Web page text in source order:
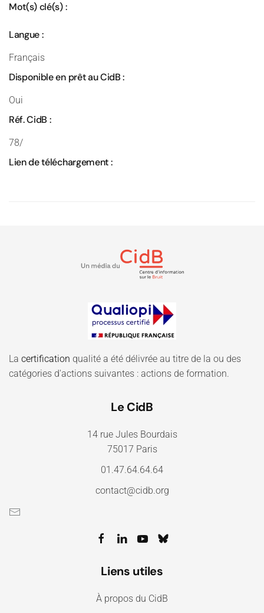
Mot(s) clé(s) :
Langue :
Français
Disponible en prêt au CidB :
Oui
Réf. CidB :
78/
Lien de téléchargement :
La certification qualité a été délivrée au titre de la ou des
catégories d'actions suivantes : actions de formation.
Le CidB
14 rue Jules Bourdais
75017 Paris
01.47.64.64.64
contact@cidb.org
Liens utiles
À propos du CidB